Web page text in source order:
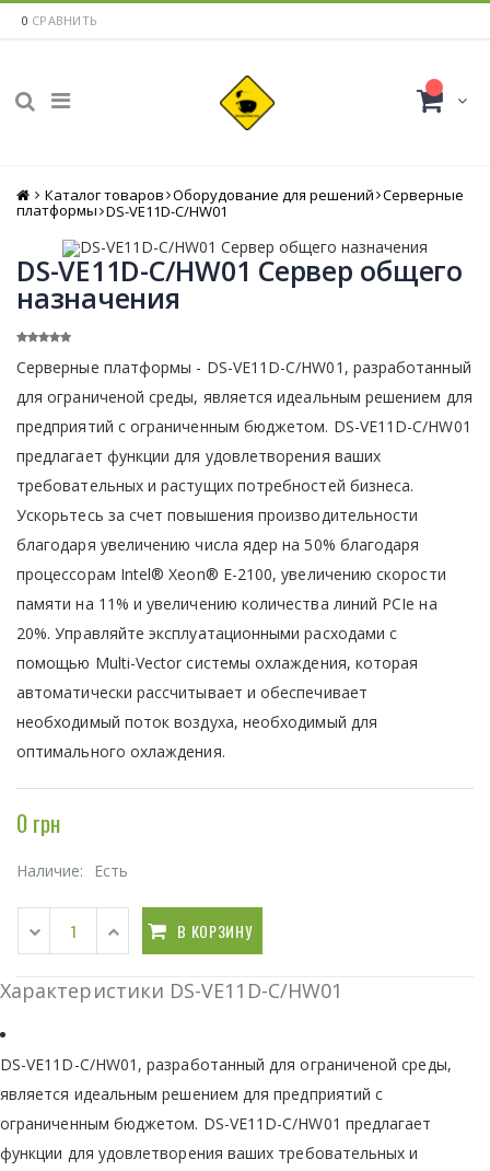
0 СРАВНИТЬ
Главная
Каталог товаров Оборудование для решений Серверные
платформы DS-VE11D-C/HW01
DS-VE11D-C/HW01 Сервер общего
назначения
Серверные платформы - DS-VE11D-C/HW01, разработанный
для ограниченой среды, является идеальным решением для
предприятий с ограниченным бюджетом. DS-VE11D-C/HW01
предлагает функции для удовлетворения ваших
требовательных и растущих потребностей бизнеса.
Ускорьтесь за счет повышения производительности
благодаря увеличению числа ядер на 50% благодаря
процессорам Intel® Xeon® E-2100, увеличению скорости
памяти на 11% и увеличению количества линий PCIe на
20%. Управляйте эксплуатационными расходами с
помощью Multi-Vector системы охлаждения, которая
автоматически рассчитывает и обеспечивает
необходимый поток воздуха, необходимый для
оптимального охлаждения.
0 грн
Наличие: Есть
В КОРЗИНУ
Характеристики DS-VE11D-C/HW01
DS-VE11D-C/HW01, разработанный для ограниченой среды,
является идеальным решением для предприятий с
ограниченным бюджетом. DS-VE11D-C/HW01 предлагает
функции для удовлетворения ваших требовательных и